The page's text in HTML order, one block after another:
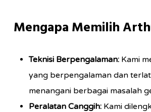
Mengapa Memilih
Teknisi Berpengalaman:Kami
yang berpengalaman dan
menangani berbagai masalah
Peralatan Canggih:Kami